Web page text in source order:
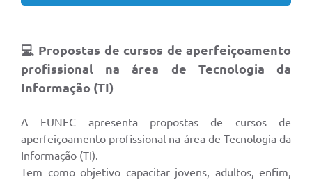
💻 Propostas de cursos de aperfeiçoamento
profissional na área de Tecnologia da
Informação (TI)
A FUNEC apresenta propostas de cursos de
aperfeiçoamento profissional na área de Tecnologia da
Informação (TI).
Tem como objetivo capacitar jovens, adultos, enfim,